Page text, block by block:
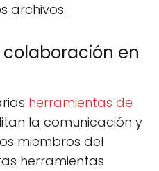
archivos.
en
herramientas de
la comunicación y
miembros del
herramientas